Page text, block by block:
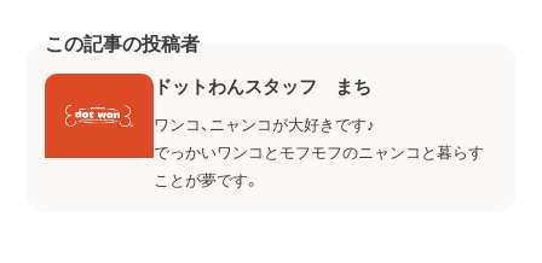
この記事の投稿者
ドットわんスタッフ まち
ワンコ、ニャンコが大好きです♪
でっかいワンコとモフモフのニャンコと暮らす
ことが夢です。